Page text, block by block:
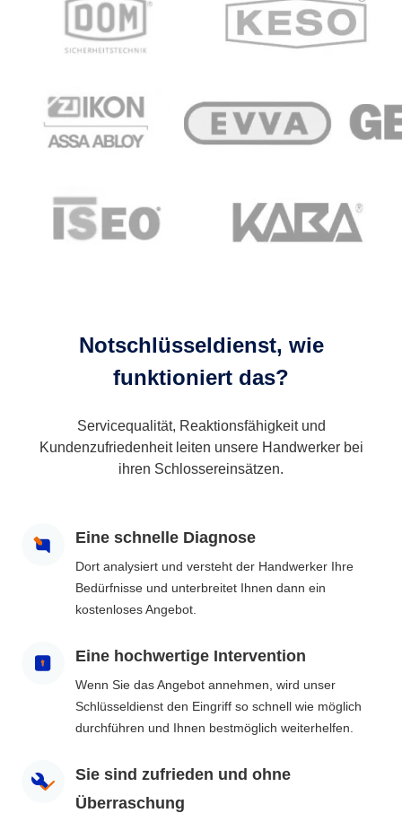
Notschlüsseldienst, wie
funktioniert das?
Servicequalität, Reaktionsfähigkeit und
Kundenzufriedenheit leiten unsere Handwerker bei
ihren Schlossereinsätzen.
Eine schnelle Diagnose
Dort analysiert und versteht der Handwerker Ihre
Bedürfnisse und unterbreitet Ihnen dann ein
kostenloses Angebot.
Eine hochwertige Intervention
Wenn Sie das Angebot annehmen, wird unser
Schlüsseldienst den Eingriff so schnell wie möglich
durchführen und Ihnen bestmöglich weiterhelfen.
Sie sind zufrieden und ohne
Überraschung